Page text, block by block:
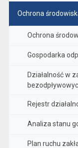
Ochrona
Ochrona
Gospodarka
Działalność w
Rejestr
Analiza stanu
Plan ruchu